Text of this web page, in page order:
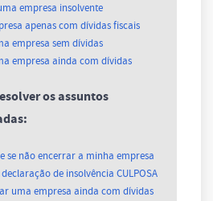
empresa insolvente
apenas com dívidas fiscais
empresa sem dívidas
empresa ainda com dívidas
os assuntos
se não encerrar a minha empresa
de insolvência CULPOSA
uma empresa ainda com dívidas